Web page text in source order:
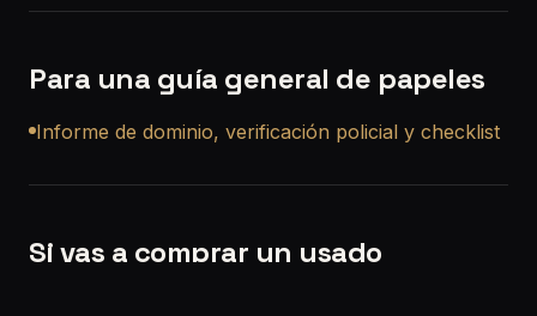
Para una guía general de papeles
Informe de dominio, verificación policial y checklist
Si vas a comprar un usado